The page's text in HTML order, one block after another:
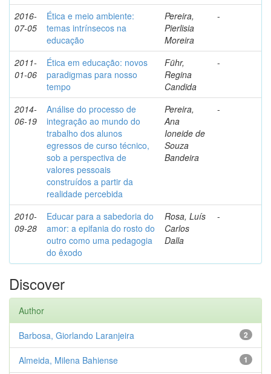
2016-
07-05
Ética e meio ambiente:
temas intrínsecos na
educação
Pereira,
Pierlisia
Moreira
-
2011-
01-06
Ética em educação: novos
paradigmas para nosso
tempo
Führ,
Regina
Candida
-
2014-
06-19
Análise do processo de
integração ao mundo do
trabalho dos alunos
egressos de curso técnico,
sob a perspectiva de
valores pessoais
construídos a partir da
realidade percebida
Pereira,
Ana
Ioneide de
Souza
Bandeira
-
2010-
09-28
Educar para a sabedoria do
amor: a epifania do rosto do
outro como uma pedagogia
do êxodo
Rosa, Luís
Carlos
Dalla
-
Discover
Author
2
Barbosa, Giorlando Laranjeira
1
Almeida, Milena Bahiense